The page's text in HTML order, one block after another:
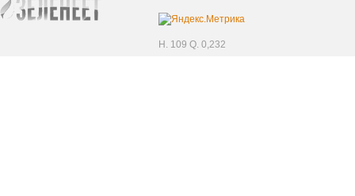
H. 109 Q. 0,232